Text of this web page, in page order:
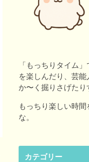
「もっちりタイム
を楽しんだり、芸
か〜く掘りさげたり
もっちり楽しい時
な。
カテゴリー